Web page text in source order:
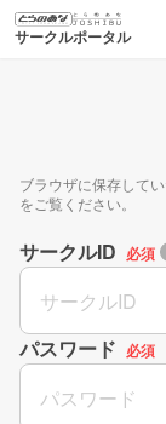
サークルポータル
ブラウザに保存して
をご覧ください。
サークルID 必須
パスワード 必須